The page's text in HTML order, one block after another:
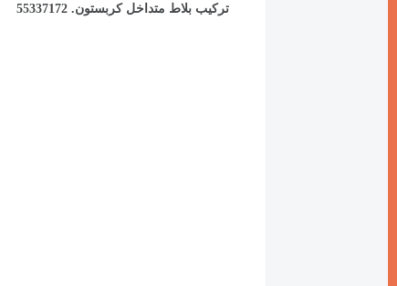
تركيب بلاط متداخل كربستون. 55337172